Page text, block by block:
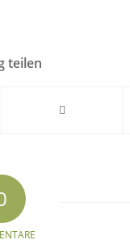
teilen